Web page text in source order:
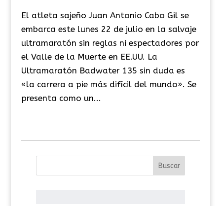
El atleta sajeño Juan Antonio Cabo Gil se
embarca este lunes 22 de julio en la salvaje
ultramaratón sin reglas ni espectadores por
el Valle de la Muerte en EE.UU. La
Ultramaratón Badwater 135 sin duda es
«la carrera a pie más difícil del mundo». Se
presenta como un...